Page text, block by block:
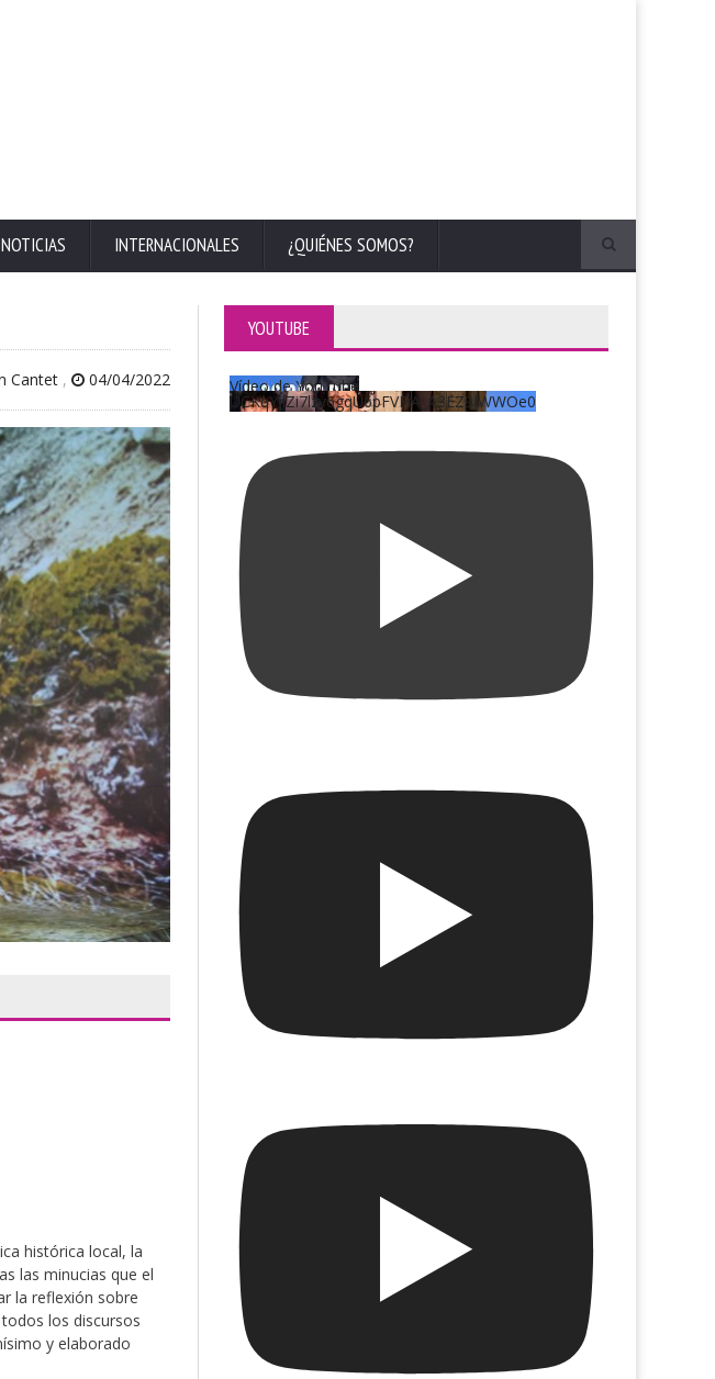
INTERNACIONALES ¿QUIÉNES SOMOS?
Cantet , 04/04/2022
histórica local, la
las minucias que el
la reflexión sobre
los discursos
y elaborado
YOUTUBE
Vídeo de YouTube
UCKqYjiZi7lzy6gqU6pFVFiA_A3EZ9JWWOe0